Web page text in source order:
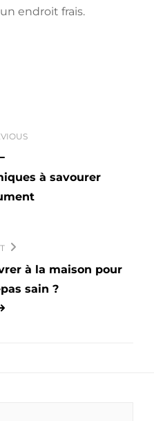
endroit frais.
à savourer
à la maison pour
sain ?